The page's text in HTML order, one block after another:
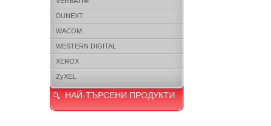
DUNEXT
WACOM
WESTERN DIGITAL
XEROX
ZyXEL
НАЙ-ТЪРСЕНИ ПРОДУКТИ